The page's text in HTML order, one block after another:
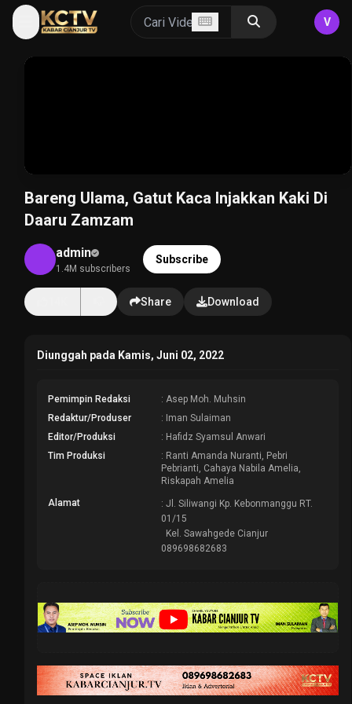
V
Bareng Ulama, Gatut Kaca Injakkan Kaki Di
Daaru Zamzam
admin
1.4M subscribers
Subscribe
Share Download
Diunggah pada Kamis, Juni 02, 2022
Pemimpin Redaksi
: Asep Moh. Muhsin
Redaktur/Produser
: Iman Sulaiman
Editor/Produksi
: Hafidz Syamsul Anwari
Tim Produksi
: Ranti Amanda Nuranti, Pebri
Pebrianti, Cahaya Nabila Amelia,
Riskapah Amelia
Alamat
: Jl. Siliwangi Kp. Kebonmanggu RT.
01/15
Kel. Sawahgede Cianjur
089698682683